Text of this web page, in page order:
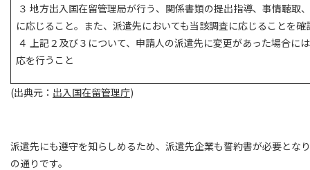
３ 地方出入国在留管理局が行う、関係書類の提出指導、事情聴取
に応じること。また、派遣先においても当該調査に応じることを
４ 上記２及び３について、申請人の派遣先に変更があった場合に
応を行うこと
(出典元： 出入国在留管理庁)
派遣先にも遵守を知らしめるため、派遣先企業も誓約書が必要とな
の通りです。